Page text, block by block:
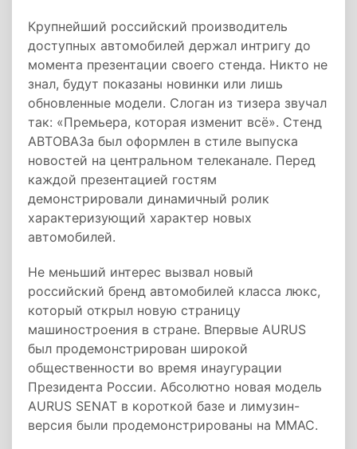
Крупнейший российский производитель
доступных автомобилей держал интригу до
момента презентации своего стенда. Никто не
знал, будут показаны новинки или лишь
обновленные модели. Слоган из тизера звучал
так: «Премьера, которая изменит всё». Стенд
АВТОВАЗа был оформлен в стиле выпуска
новостей на центральном телеканале. Перед
каждой презентацией гостям
демонстрировали динамичный ролик
характеризующий характер новых
автомобилей.
Не меньший интерес вызвал новый
российский бренд автомобилей класса люкс,
который открыл новую страницу
машиностроения в стране. Впервые AURUS
был продемонстрирован широкой
общественности во время инаугурации
Президента России. Абсолютно новая модель
AURUS SENAT в короткой базе и лимузин-
версия были продемонстрированы на ММАС.